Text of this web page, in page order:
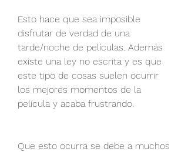
Esto hace que sea imposible
disfrutar de verdad de una
tarde/noche de películas. Además
existe una ley no escrita y es que
este tipo de cosas suelen ocurrir
los mejores momentos de la
película y acaba frustrando.
Que esto ocurra se debe a muchos